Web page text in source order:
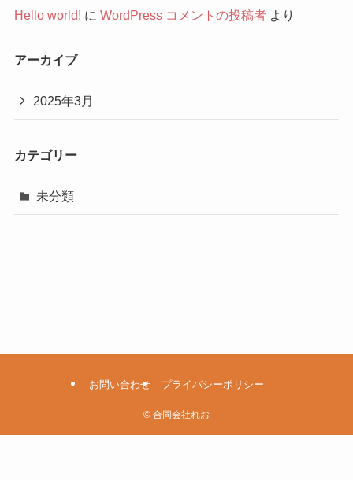
Hello world! に WordPress コメントの投稿者より
アーカイブ
2025年3月
カテゴリー
未分類
お問い合わせ プライバシーポリシー
© 合同会社れお